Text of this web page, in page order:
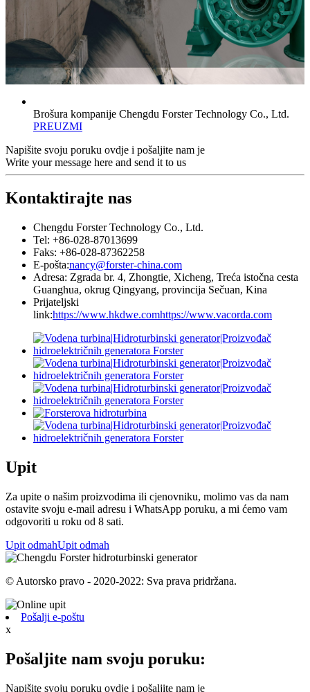
Brošura kompanije Chengdu Forster Technology Co., Ltd.
PREUZMI
Napišite svoju poruku ovdje i pošaljite nam je
Write your message here and send it to us
Kontaktirajte nas
Chengdu Forster Technology Co., Ltd.
Tel: +86-028-87013699
Faks: +86-028-87362258
E-pošta:nancy@forster-china.com
Adresa: Zgrada br. 4, Zhongtie, Xicheng, Treća istočna cesta
Guanghua, okrug Qingyang, provincija Sečuan, Kina
Prijateljski
link:https://www.hkdwe.comhttps://www.vacorda.com
Upit
Za upite o našim proizvodima ili cjenovniku, molimo vas da nam
ostavite svoju e-mail adresu i WhatsApp poruku, a mi ćemo vam
odgovoriti u roku od 8 sati.
Upit odmahUpit odmah
© Autorsko pravo - 2020-2022: Sva prava pridržana.
Pošalji e-poštu
x
Pošaljite nam svoju poruku:
Napišite svoju poruku ovdje i pošaljite nam je